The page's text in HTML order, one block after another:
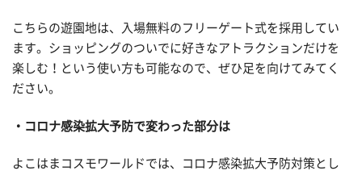
こちらの遊園地は、入場無料のフリーゲート式を採用してい
ます。ショッピングのついでに好きなアトラクションだけを
楽しむ！という使い方も可能なので、ぜひ足を向けてみてく
ださい。
コロナ感染拡大予防で変わった部分は
よこはまコスモワールドでは、コロナ感染拡大予防対策とし